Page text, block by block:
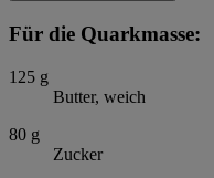
Für die Quarkmasse:
125 g
Butter, weich
80 g
Zucker